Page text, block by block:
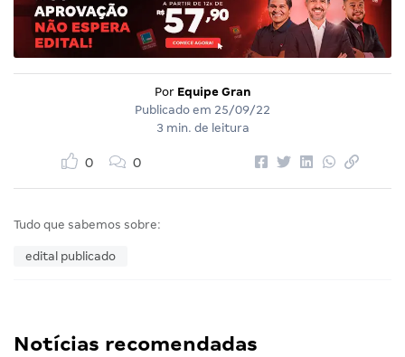
Por Equipe Gran
Publicado em 25/09/22
3 min. de leitura
0 0
Tudo que sabemos sobre:
edital publicado
Notícias recomendadas